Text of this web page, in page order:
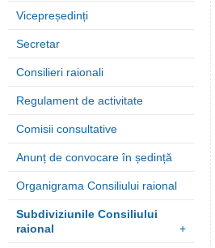
Vicepreședinți
Secretar
Consilieri raionali
Regulament de activitate
Comisii consultative
Anunț de convocare în ședință
Organigrama Consiliului raional
Subdiviziunile Consiliului
raional
+